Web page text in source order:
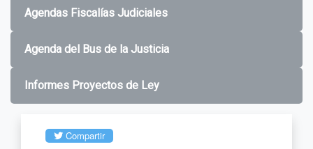
Agendas Fiscalías Judiciales
Agenda del Bus de la Justicia
Informes Proyectos de Ley
Compartir